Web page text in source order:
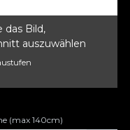
das Bild,
auszuwählen
(max 140cm)